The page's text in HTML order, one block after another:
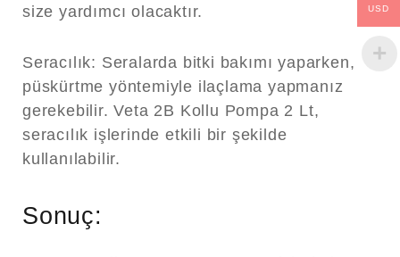
size yardımcı olacaktır.
Seracılık: Seralarda bitki bakımı yaparken,
püskürtme yöntemiyle ilaçlama yapmanız
gerekebilir. Veta 2B Kollu Pompa 2 Lt,
seracılık işlerinde etkili bir şekilde
kullanılabilir.
Sonuç:
USD